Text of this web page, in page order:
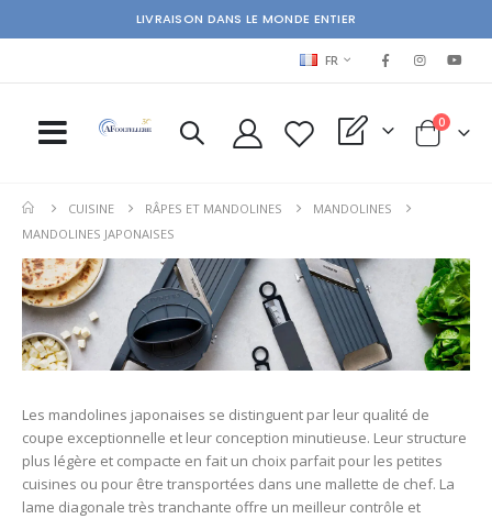
LIVRAISON DANS LE MONDE ENTIER
LANGUAGE
FR
My Quote Cart
0items
CUISINE RÂPES ET MANDOLINES
MANDOLINES
MANDOLINES JAPONAISES
Les mandolines japonaises se distinguent par leur qualité de
coupe exceptionnelle et leur conception minutieuse. Leur structure
plus légère et compacte en fait un choix parfait pour les petites
cuisines ou pour être transportées dans une mallette de chef. La
lame diagonale très tranchante offre un meilleur contrôle et